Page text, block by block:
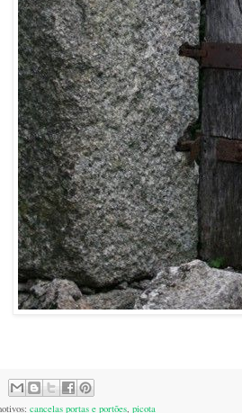
cancelas portas e portões, picota